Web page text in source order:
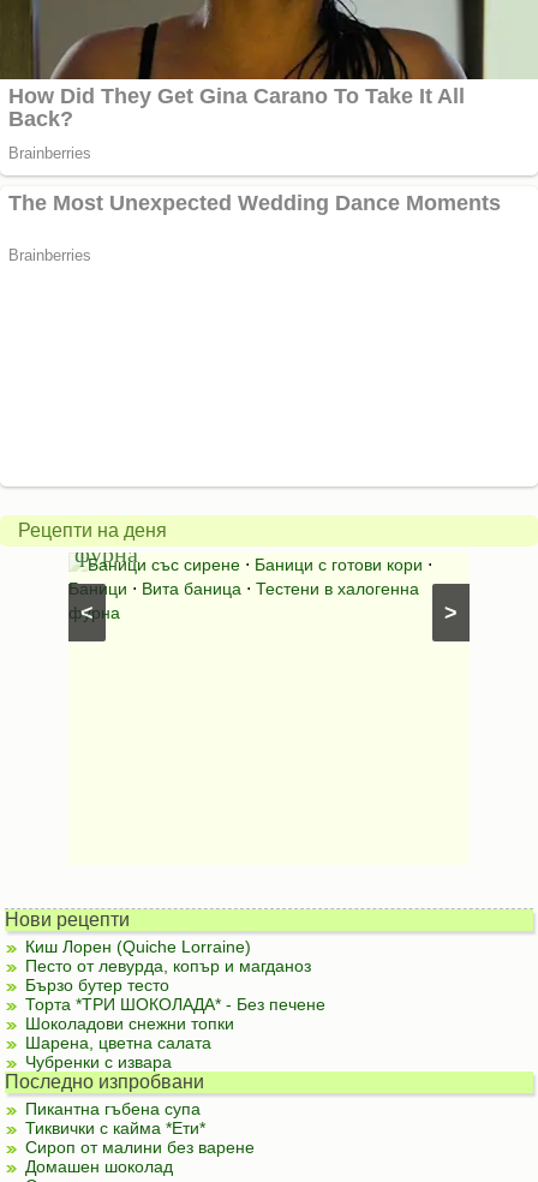
Рецепти на деня
>
<
в
халогенна
фурна
Баници със сирене ⋅ Баници с готови кори ⋅
Баници ⋅ Вита баница ⋅ Тестени в халогенна
фурна
за
Нови рецепти
Киш Лорен (Quiche Lorraine)
Песто от левурда, копър и магданоз
Бързо бутер тесто
Торта *ТРИ ШОКОЛАДА* - Без печене
Шоколадови снежни топки
Шарена, цветна салата
Чубренки с извара
Последно изпробвани
Пикантна гъбена супа
Тиквички с кайма *Ети*
Сироп от малини без варене
Домашен шоколад